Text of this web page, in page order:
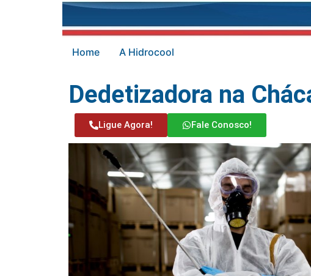
Home A Hidrocool
Dedetizadora na
Ligue Agora! Fale Conosco!